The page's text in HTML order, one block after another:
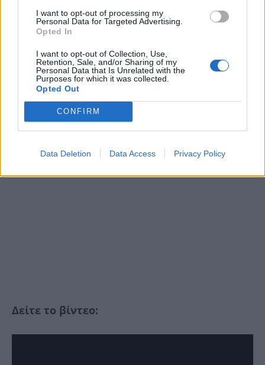
I want to opt-out of processing my
Personal Data for Targeted Advertising.
Opted In
I want to opt-out of Collection, Use,
Retention, Sale, and/or Sharing of my
Personal Data that Is Unrelated with the
Purposes for which it was collected.
Opted Out
CONFIRM
Data Deletion Data Access Privacy Policy
κάποια επέμβαση.
Δείτε το βίντεο: